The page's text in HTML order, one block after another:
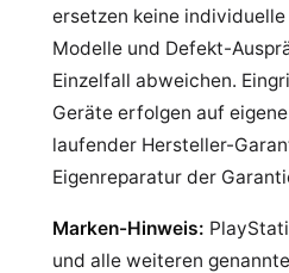
ersetzen keine individuelle
Modelle und Defekt-
Einzelfall abweichen.
Geräte erfolgen auf
laufender Hersteller-
Eigenreparatur der
Marken-Hinweis:
und alle weiteren